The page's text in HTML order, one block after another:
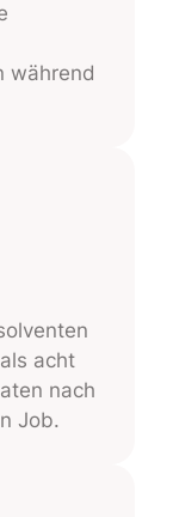
während
acht
nach
Job.